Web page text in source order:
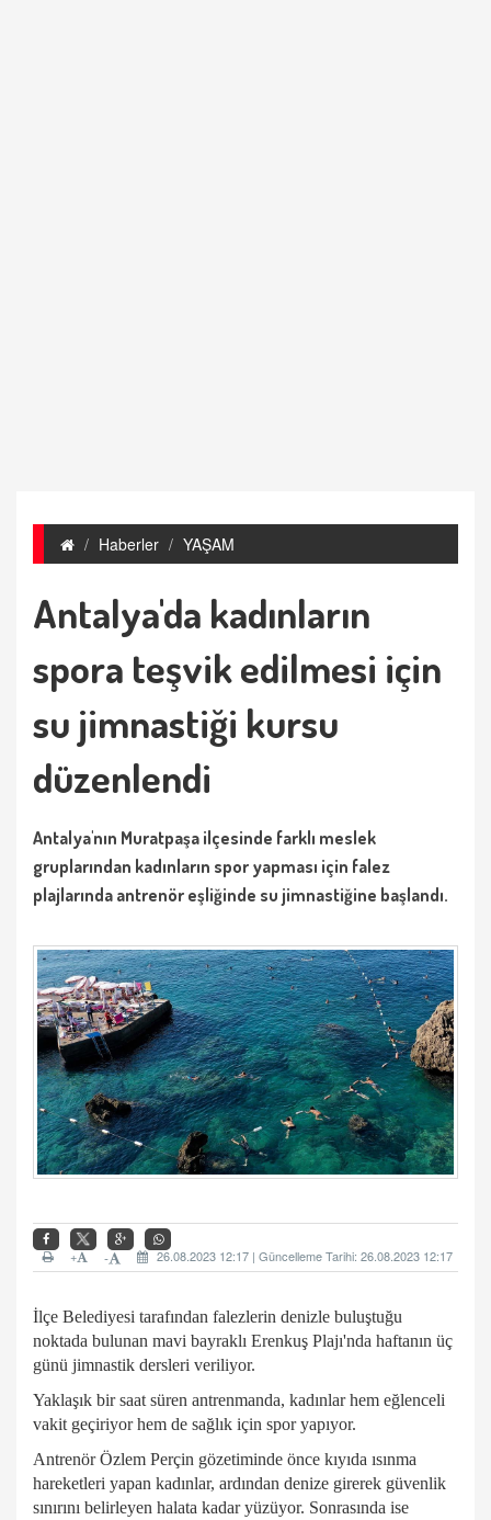
Haberler YAŞAM
Antalya'da kadınların
spora teşvik edilmesi için
su jimnastiği kursu
düzenlendi
Antalya'nın Muratpaşa ilçesinde farklı meslek
gruplarından kadınların spor yapması için falez
plajlarında antrenör eşliğinde su jimnastiğine başlandı.
26.08.2023 12:17 | Güncelleme Tarihi: 26.08.2023 12:17
-
+
İlçe Belediyesi tarafından falezlerin denizle buluştuğu
noktada bulunan mavi bayraklı Erenkuş Plajı'nda haftanın üç
günü jimnastik dersleri veriliyor.
Yaklaşık bir saat süren antrenmanda, kadınlar hem eğlenceli
vakit geçiriyor hem de sağlık için spor yapıyor.
Antrenör Özlem Perçin gözetiminde önce kıyıda ısınma
hareketleri yapan kadınlar, ardından denize girerek güvenlik
sınırını belirleyen halata kadar yüzüyor. Sonrasında ise